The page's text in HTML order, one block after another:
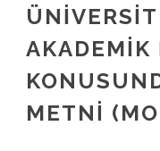
AKADEMİK
METNİ